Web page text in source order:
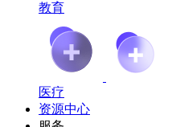
教育
医疗
资源中心